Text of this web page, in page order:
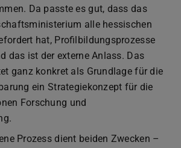
Da passte es gut, dass das
alle hessischen
hat, Profilbildungsprozesse
das ist der externe Anlass. Das
ganz konkret als Grundlage für die
ein Strategiekonzept für die
Forschung und
Prozess dient beiden Zwecken –